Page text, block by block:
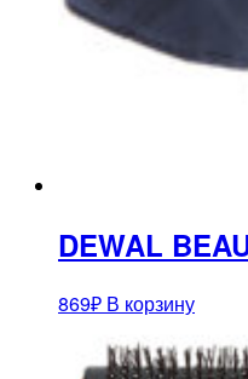
DEWAL
869₽ В корзину